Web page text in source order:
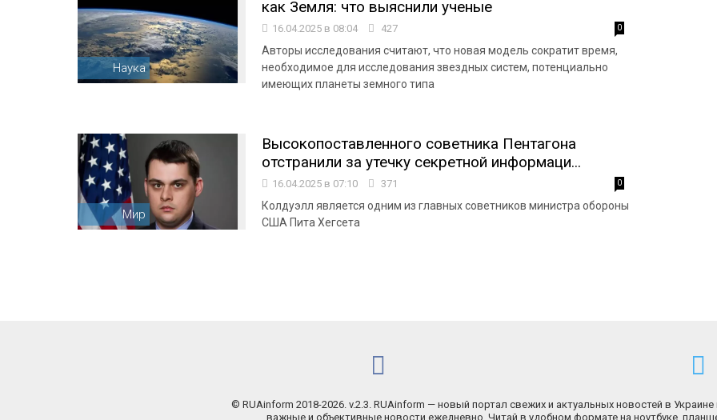
Наука
как Земля: что выяснили ученые
16.04.2025 в 08:04 427 0
Авторы исследования считают, что новая модель сократит время,
необходимое для исследования звездных систем, потенциально
имеющих планеты земного типа
Мир
Высокопоставленного советника Пентагона
отстранили за утечку секретной информаци...
16.04.2025 в 07:10 371 0
Колдуэлл является одним из главных советников министра обороны
США Пита Хегсета
© RUAinform 2018-2026. v.2.3. RUAinform — новый портал свежих и актуальных новостей в Украине
важные и объективные новости ежедневно. Читай в удобном формате на ноутбуке,